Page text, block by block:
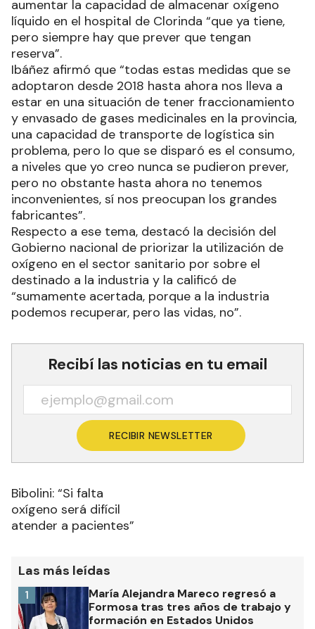
aumentar la capacidad de almacenar oxígeno
líquido en el hospital de Clorinda “que ya tiene,
pero siempre hay que prever que tengan
reserva”.
Ibáñez afirmó que “todas estas medidas que se
adoptaron desde 2018 hasta ahora nos lleva a
estar en una situación de tener fraccionamiento
y envasado de gases medicinales en la provincia,
una capacidad de transporte de logística sin
problema, pero lo que se disparó es el consumo,
a niveles que yo creo nunca se pudieron prever,
pero no obstante hasta ahora no tenemos
inconvenientes, sí nos preocupan los grandes
fabricantes”.
Respecto a ese tema, destacó la decisión del
Gobierno nacional de priorizar la utilización de
oxígeno en el sector sanitario por sobre el
destinado a la industria y la calificó de
“sumamente acertada, porque a la industria
podemos recuperar, pero las vidas, no”.
Recibí las noticias en tu email
RECIBIR NEWSLETTER
Bibolini: “Si falta
oxígeno será difícil
atender a pacientes”
Las más leídas
María Alejandra Mareco regresó a
Formosa tras tres años de trabajo y
formación en Estados Unidos
1